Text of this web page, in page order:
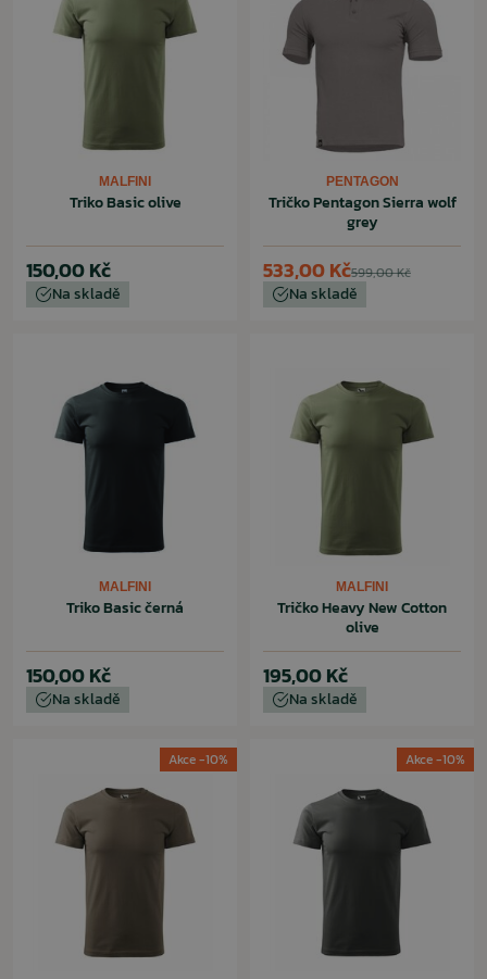
MALFINI
Triko Basic olive
150,00 Kč
Na skladě
PENTAGON
Tričko Pentagon Sierra wolf
grey
599,00 Kč
533,00 Kč
Na skladě
MALFINI
Triko Basic černá
150,00 Kč
Na skladě
MALFINI
Tričko Heavy New Cotton
olive
195,00 Kč
Na skladě
Akce -10% Akce -10%